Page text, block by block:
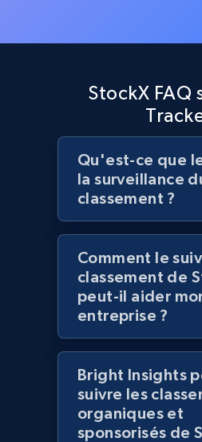
Currency, Colour code,
Best Buy products
URL, Product id, Title, Images,
Currency, Discount, Initial
1.1K+
products using specified
URL, Product id, Title, Images,
Currency, Discount, Initial
StockX FAQ
Qu'est-ce que
la surveillance
classement ?
Comment le
classement de
peut-il aider
entreprise ?
Bright Insights
suivre les
organiques et
sponsorisés de